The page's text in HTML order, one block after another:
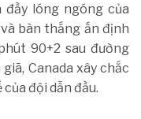
lóng ngóng của
bàn thắng ấn định
90+2 sau đường
Canada xây chắc
đội dẫn đầu.